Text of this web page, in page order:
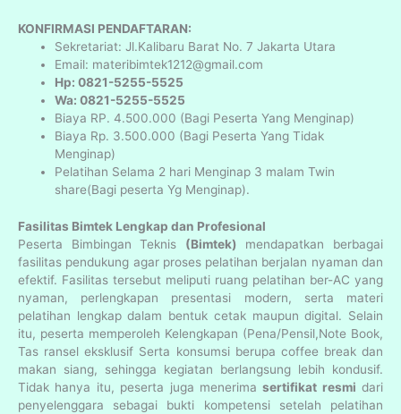
KONFIRMASI PENDAFTARAN:
Sekretariat: Jl.Kalibaru Barat No. 7 Jakarta Utara
Email: materibimtek1212@gmail.com
Hp: 0821-5255-5525
Wa: 0821-5255-5525
Biaya RP. 4.500.000 (Bagi Peserta Yang Menginap)
Biaya Rp. 3.500.000 (Bagi Peserta Yang Tidak
Menginap)
Pelatihan Selama 2 hari Menginap 3 malam Twin
share(Bagi peserta Yg Menginap).
Fasilitas Bimtek Lengkap dan Profesional
Peserta Bimbingan Teknis (Bimtek) mendapatkan berbagai
fasilitas pendukung agar proses pelatihan berjalan nyaman dan
efektif. Fasilitas tersebut meliputi ruang pelatihan ber-AC yang
nyaman, perlengkapan presentasi modern, serta materi
pelatihan lengkap dalam bentuk cetak maupun digital. Selain
itu, peserta memperoleh Kelengkapan (Pena/Pensil,Note Book,
Tas ransel eksklusif Serta konsumsi berupa coffee break dan
makan siang, sehingga kegiatan berlangsung lebih kondusif.
Tidak hanya itu, peserta juga menerimasertifikat resmi dari
penyelenggara sebagai bukti kompetensi setelah pelatihan